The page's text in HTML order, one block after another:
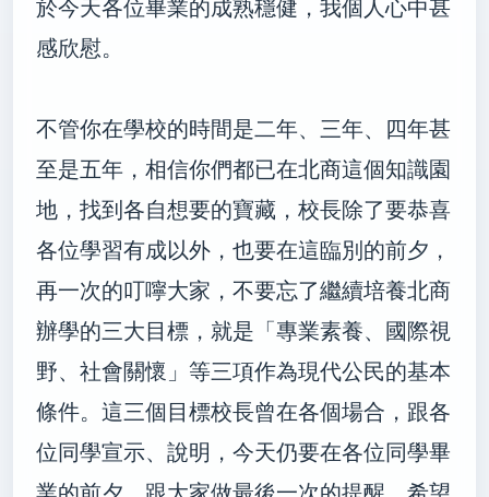
於今天各位畢業的成熟穩健，我個人心中甚
感欣慰。
不管你在學校的時間是二年、三年、四年甚
至是五年，相信你們都已在北商這個知識園
地，找到各自想要的寶藏，校長除了要恭喜
各位學習有成以外，也要在這臨別的前夕，
再一次的叮嚀大家，不要忘了繼續培養北商
辦學的三大目標，就是「專業素養、國際視
野、社會關懷」等三項作為現代公民的基本
條件。這三個目標校長曾在各個場合，跟各
位同學宣示、說明，今天仍要在各位同學畢